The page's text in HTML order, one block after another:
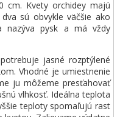
cm. Kvety orchidey majú
sú obvykle väčšie ako
nazýva pysk a má vždy
jasné rozptýlené
Vhodné je umiestnenie
ju môžeme presťahovať
vlhkosť. Ideálna teplota
teploty spomaľujú rast